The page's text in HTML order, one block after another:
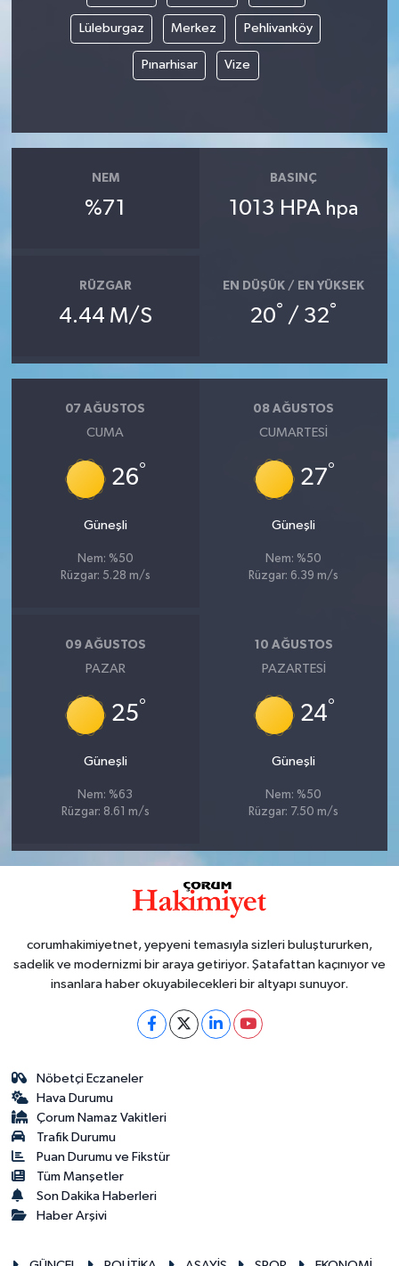
Lüleburgaz Merkez Pehlivanköy
Pınarhisar Vize
NEM
%71
BASINÇ
1013 HPA hpa
RÜZGAR
4.44 M/S
EN DÜŞÜK / EN YÜKSEK
20° / 32°
07 AĞUSTOS
CUMA
26°
Güneşli
Nem: %50
Rüzgar: 5.28 m/s
08 AĞUSTOS
CUMARTESI
27°
Güneşli
Nem: %50
Rüzgar: 6.39 m/s
09 AĞUSTOS
PAZAR
25°
Güneşli
Nem: %63
Rüzgar: 8.61 m/s
10 AĞUSTOS
PAZARTESI
24°
Güneşli
Nem: %50
Rüzgar: 7.50 m/s
corumhakimiyetnet, yepyeni temasıyla sizleri buluştururken,
sadelik ve modernizmi bir araya getiriyor. Şatafattan kaçınıyor ve
insanlara haber okuyabilecekleri bir altyapı sunuyor.
Nöbetçi Eczaneler
Hava Durumu
Çorum Namaz Vakitleri
Trafik Durumu
Puan Durumu ve Fikstür
Tüm Manşetler
Son Dakika Haberleri
Haber Arşivi